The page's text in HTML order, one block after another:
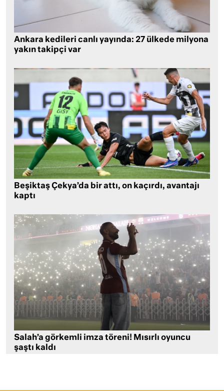
Ankara kedileri canlı yayında: 27 ülkede milyona
yakın takipçi var
Beşiktaş Çekya’da bir attı, on kaçırdı, avantajı
kaptı
Salah’a görkemli imza töreni! Mısırlı oyuncu
şaştı kaldı